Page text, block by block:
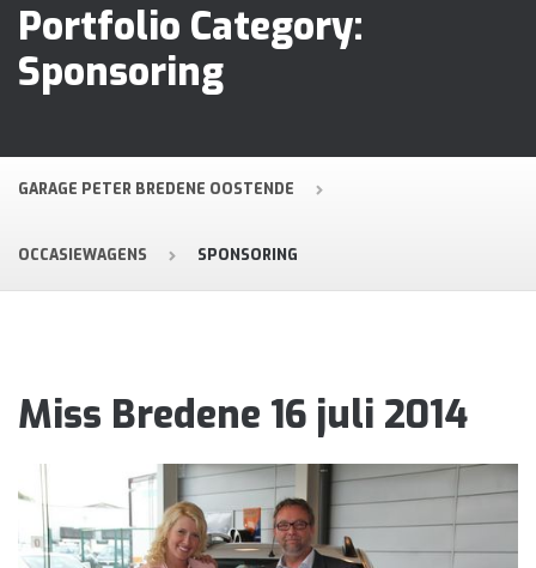
Portfolio Category:
Sponsoring
GARAGE PETER BREDENE OOSTENDE
OCCASIEWAGENS SPONSORING
Miss Bredene 16 juli 2014